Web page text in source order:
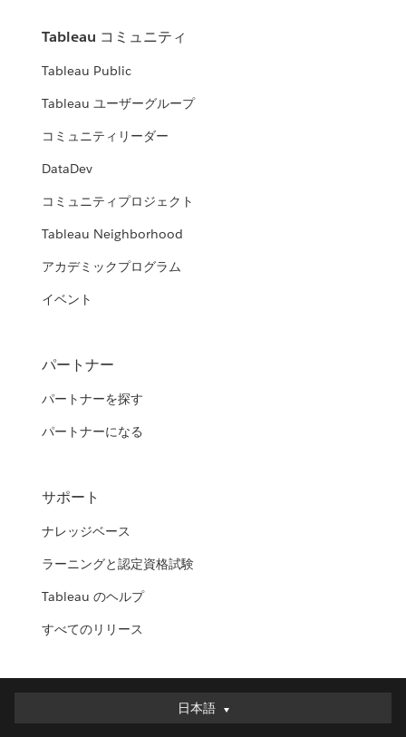
Tableau コミュニティ
Tableau Public
Tableau ユーザーグループ
コミュニティリーダー
DataDev
コミュニティプロジェクト
Tableau Neighborhood
アカデミックプログラム
イベント
パートナー
パートナーを探す
パートナーになる
サポート
ナレッジベース
ラーニングと認定資格試験
Tableau のヘルプ
すべてのリリース
日本語
日本語